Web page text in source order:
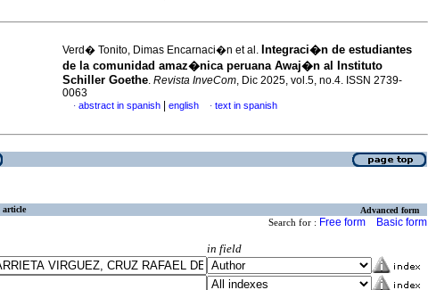
Verd� Tonito, Dimas Encarnaci�n et al. Integraci�n de estudiantes
de la comunidad amaz�nica peruana Awaj�n al Instituto
Schiller Goethe. Revista InveCom, Dic 2025, vol.5, no.4. ISSN 2739-
0063
· abstract in spanish english · text in spanish
article Advanced form
Search for : Free form Basic form
in field